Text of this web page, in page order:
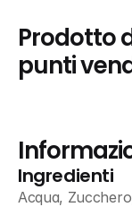
Prodotto
punti
Ingredienti
Acqua,